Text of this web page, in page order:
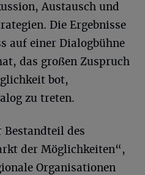
Austausch und
Die Ergebnisse
auf einer Dialogbühne
das großen Zuspruch
bot,
zu treten.
des
der Möglichkeiten“,
Organisationen